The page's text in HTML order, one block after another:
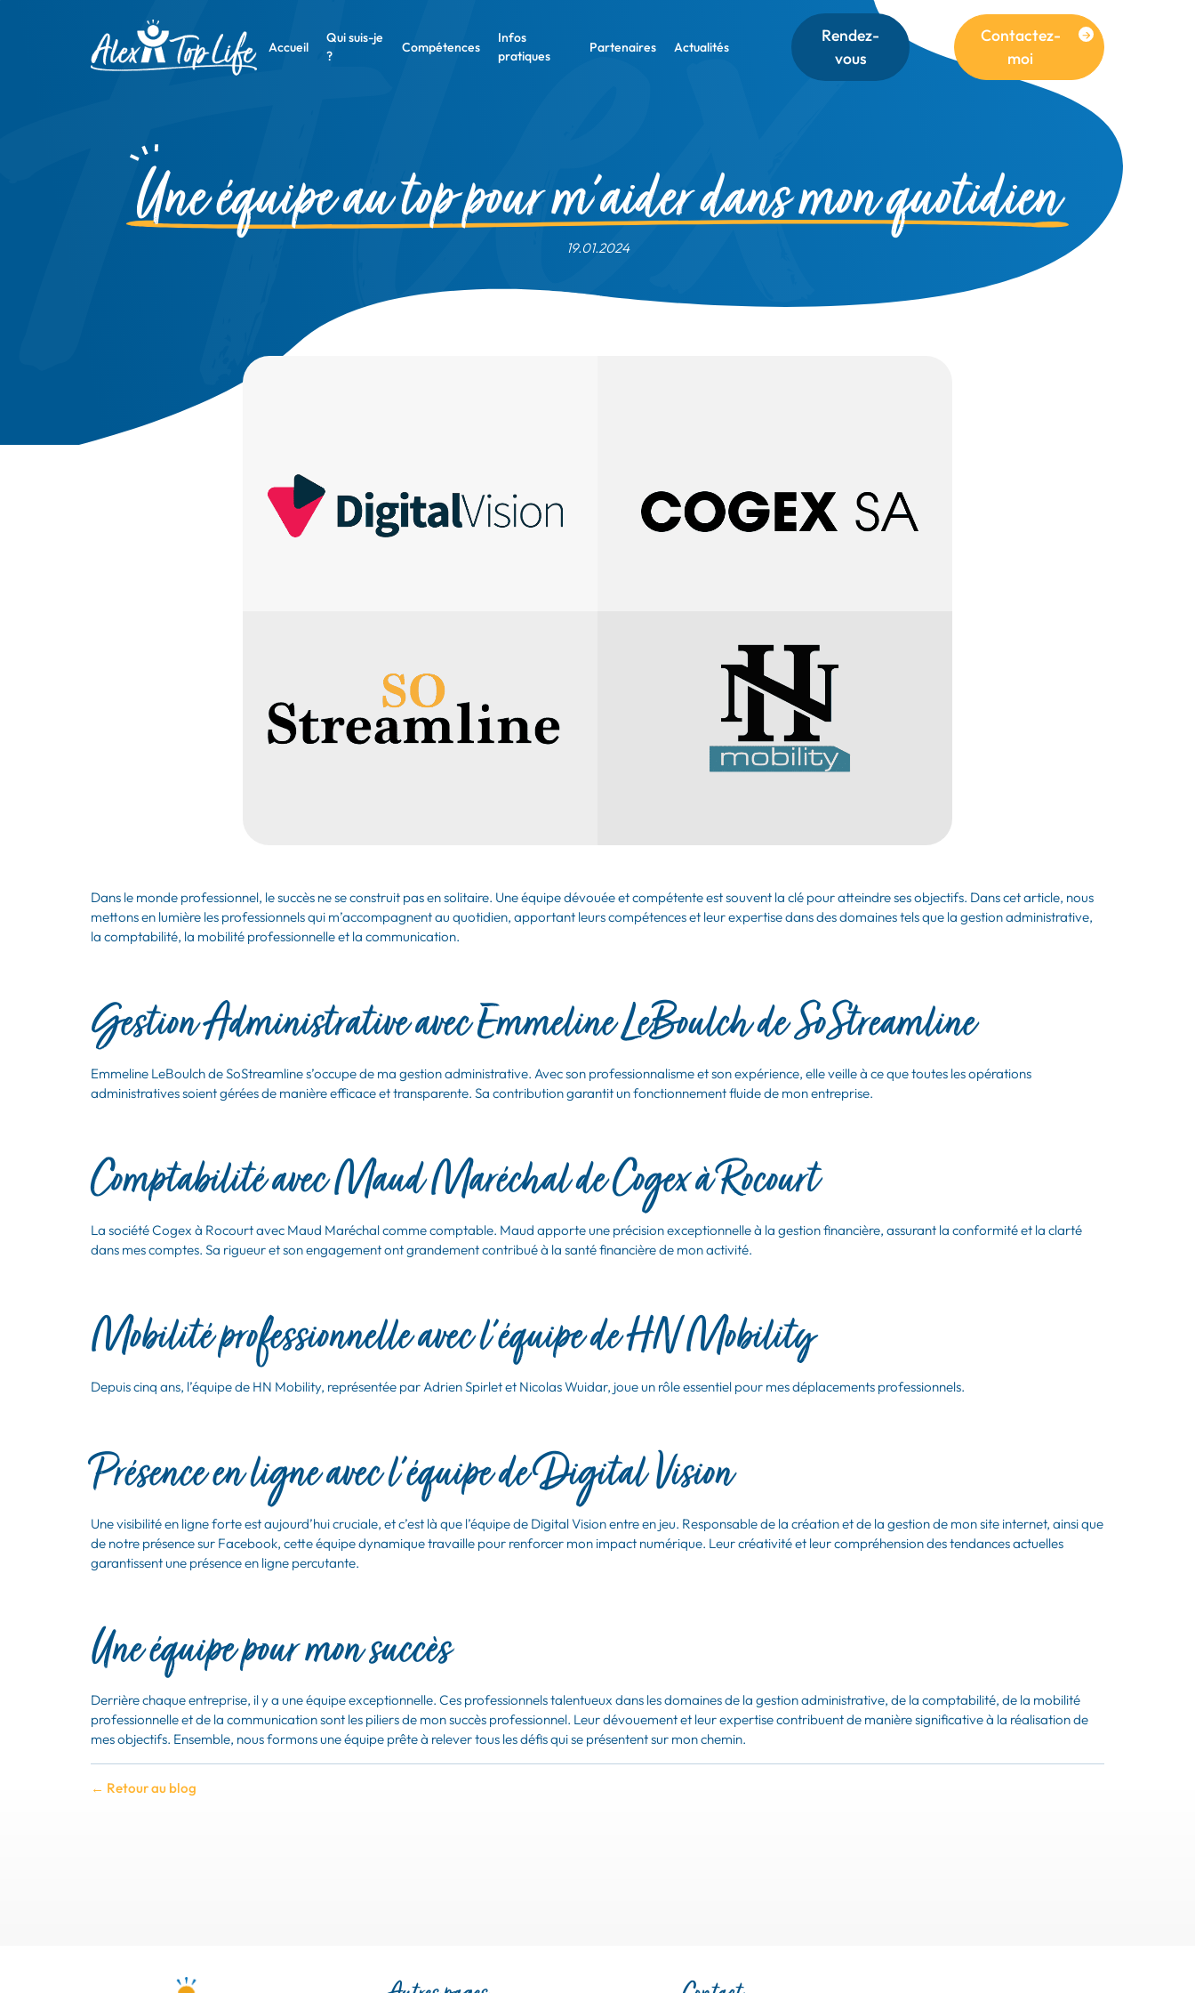
Accueil
Qui suis-je
?
Compétences
Infos
pratiques
Partenaires Actualités
Rendez-
vous
Contactez-
moi
Une équipe au top pour m’aider dans mon quotidien
19.01.2024
Dans le monde professionnel, le succès ne se construit pas en solitaire. Une équipe dévouée et compétente est souvent la clé pour atteindre ses objectifs. Dans cet article, nous
mettons en lumière les professionnels qui m’accompagnent au quotidien, apportant leurs compétences et leur expertise dans des domaines tels que la gestion administrative,
la comptabilité, la mobilité professionnelle et la communication.
Gestion Administrative avec Emmeline LeBoulch deSoStreamline
Emmeline LeBoulch de SoStreamline s’occupe de ma gestion administrative. Avec son professionnalisme et son expérience, elle veille à ce que toutes les opérations
administratives soient gérées de manière efficace et transparente. Sa contribution garantit un fonctionnement fluide de mon entreprise.
Comptabilité avec Maud Maréchal de Cogex à Rocourt
La société Cogex à Rocourt avec Maud Maréchal comme comptable. Maud apporte une précision exceptionnelle à la gestion financière, assurant la conformité et la clarté
dans mes comptes. Sa rigueur et son engagement ont grandement contribué à la santé financière de mon activité.
Mobilité professionnelle avec l’équipe deHN Mobility
Depuis cinq ans, l’équipe de HN Mobility, représentée par Adrien Spirlet et Nicolas Wuidar, joue un rôle essentiel pour mes déplacements professionnels.
Présence en ligne avec l’équipe deDigital Vision
Une visibilité en ligne forte est aujourd’hui cruciale, et c’est là que l’équipe de Digital Vision entre en jeu. Responsable de la création et de la gestion de mon site internet, ainsi que
de notre présence sur Facebook, cette équipe dynamique travaille pour renforcer mon impact numérique. Leur créativité et leur compréhension des tendances actuelles
garantissent une présence en ligne percutante.
Une équipe pour mon succès
Derrière chaque entreprise, il y a une équipe exceptionnelle. Ces professionnels talentueux dans les domaines de la gestion administrative, de la comptabilité, de la mobilité
professionnelle et de la communication sont les piliers de mon succès professionnel. Leur dévouement et leur expertise contribuent de manière significative à la réalisation de
mes objectifs. Ensemble, nous formons une équipe prête à relever tous les défis qui se présentent sur mon chemin.
← Retour au blog